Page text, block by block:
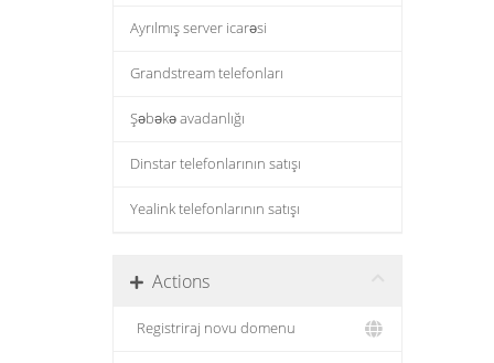
Ayrılmış server icarəsi
Grandstream telefonları
Şəbəkə avadanlığı
Dinstar telefonlarının satışı
Yealink telefonlarının satışı
Actions
Registriraj novu domenu